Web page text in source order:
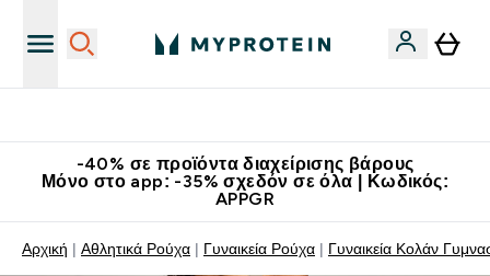
-40% σε προϊόντα διαχείρισης βάρους
Μόνο στο app: -35% σχεδόν σε όλα | Κωδικός:
APPGR
Αρχική Αθλητικά Ρούχα Γυναικεία Ρούχα Γυναικεία Κολάν